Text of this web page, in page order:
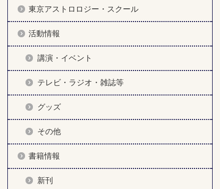
東京アストロロジー・スクール
活動情報
講演・イベント
テレビ・ラジオ・雑誌等
グッズ
その他
書籍情報
新刊